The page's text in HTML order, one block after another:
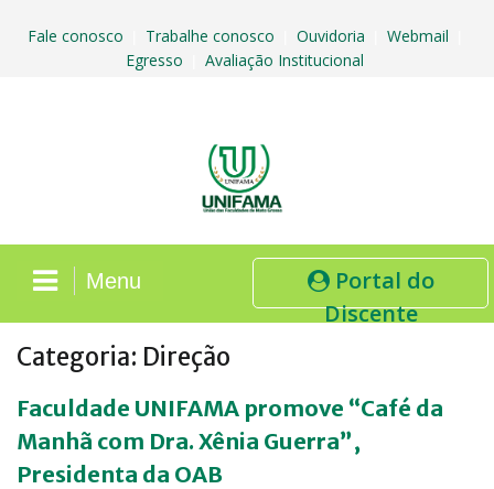
Fale conosco Trabalhe conosco Ouvidoria Webmail
Egresso Avaliação Institucional
Portal do
Discente
Menu
Categoria: Direção
Faculdade UNIFAMA promove “Café da
Manhã com Dra. Xênia Guerra”,
Presidenta da OAB